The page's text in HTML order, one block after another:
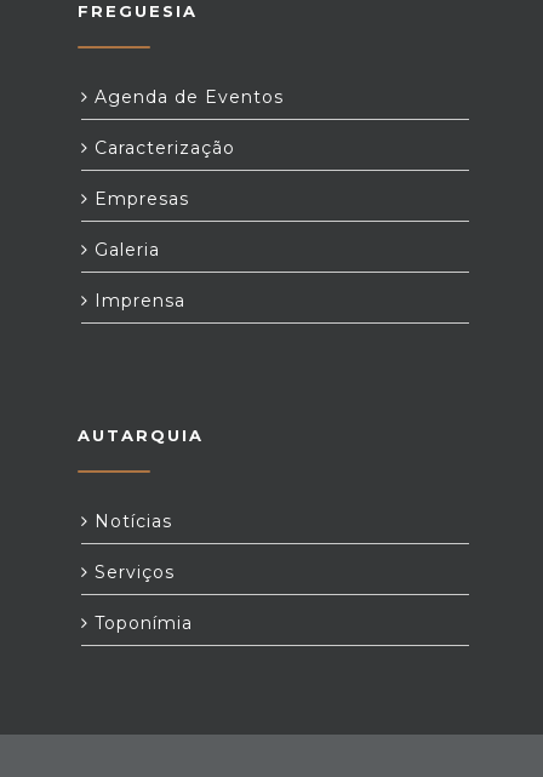
FREGUESIA
Agenda de Eventos
Caracterização
Empresas
Galeria
Imprensa
AUTARQUIA
Notícias
Serviços
Toponímia